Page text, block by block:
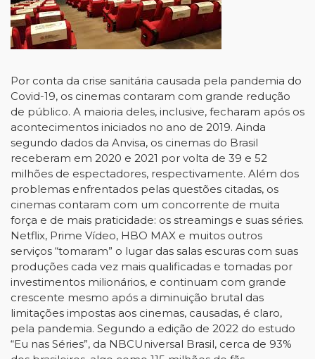
Por conta da crise sanitária causada pela pandemia do
Covid-19, os cinemas contaram com grande redução
de público. A maioria deles, inclusive, fecharam após os
acontecimentos iniciados no ano de 2019. Ainda
segundo dados da Anvisa, os cinemas do Brasil
receberam em 2020 e 2021 por volta de 39 e 52
milhões de espectadores, respectivamente. Além dos
problemas enfrentados pelas questões citadas, os
cinemas contaram com um concorrente de muita
força e de mais praticidade: os streamings e suas séries.
Netflix, Prime Vídeo, HBO MAX e muitos outros
serviços “tomaram” o lugar das salas escuras com suas
produções cada vez mais qualificadas e tomadas por
investimentos milionários, e continuam com grande
crescente mesmo após a diminuição brutal das
limitações impostas aos cinemas, causadas, é claro,
pela pandemia. Segundo a edição de 2022 do estudo
“Eu nas Séries”, da NBCUniversal Brasil, cerca de 93%